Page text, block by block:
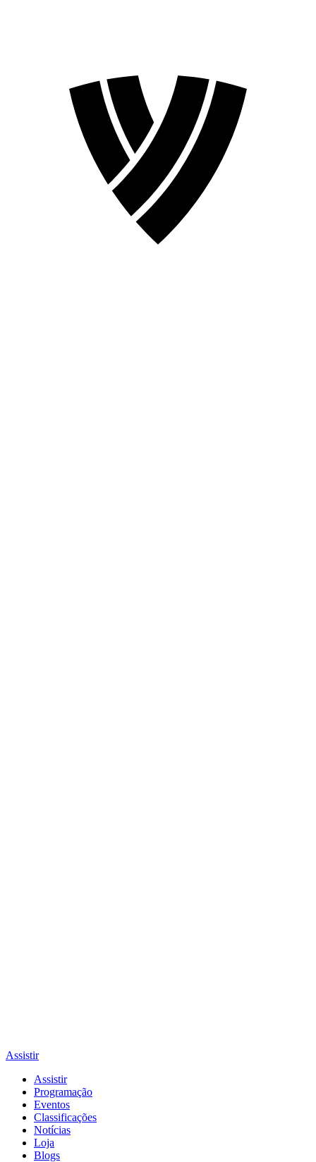
Assistir
Assistir
Programação
Eventos
Classificações
Notícias
Loja
Blogs